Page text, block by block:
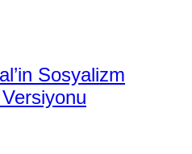
Sosyalizm
Versiyonu